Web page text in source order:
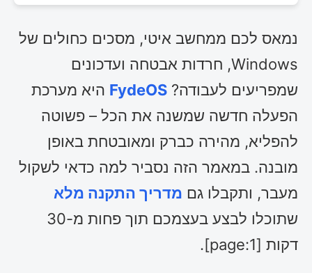
נמאס לכם ממחשב איטי, מסכים כחולים של
Windows, חרדות אבטחה ועדכונים
שמפריעים לעבודה? FydeOS היא מערכת
הפעלה חדשה שמשנה את הכל – פשוטה
להפליא, מהירה כברק ומאובטחת באופן
מובנה. במאמר הזה נסביר למה כדאי לשקול
מעבר, ותקבלו גם מדריך התקנה מלא
שתוכלו לבצע בעצמכם תוך פחות מ-30
דקות [page:1].